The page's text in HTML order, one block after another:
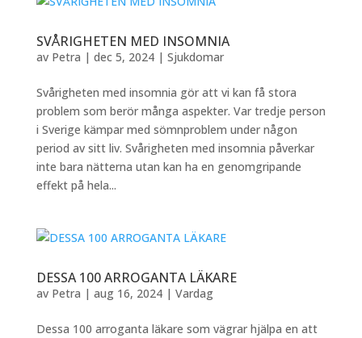
SVÅRIGHETEN MED INSOMNIA
av Petra | dec 5, 2024| Sjukdomar
Svårigheten med insomnia gör att vi kan få stora
problem som berör många aspekter. Var tredje person
i Sverige kämpar med sömnproblem under någon
period av sitt liv. Svårigheten med insomnia påverkar
inte bara nätterna utan kan ha en genomgripande
effekt på hela...
DESSA 100 ARROGANTA LÄKARE
av Petra | aug 16, 2024| Vardag
Dessa 100 arroganta läkare som vägrar hjälpa en att